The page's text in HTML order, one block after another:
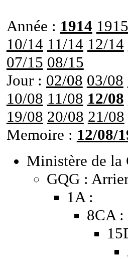
Année : 1914 1915
10/14 11/14 12/14
07/15 08/15
Jour : 02/08 03/08
10/08 11/08 12/08
19/08 20/08 21/08
Memoire : 12/08/
Ministère de la
GQG :
1A :
8CA